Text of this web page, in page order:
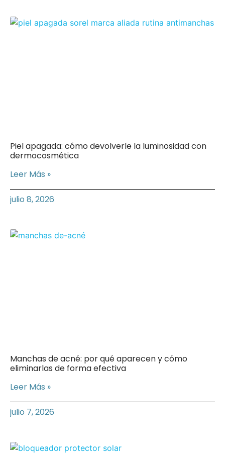
Piel apagada: cómo devolverle la luminosidad con
dermocosmética
Leer Más »
julio 8, 2026
Manchas de acné: por qué aparecen y cómo
eliminarlas de forma efectiva
Leer Más »
julio 7, 2026